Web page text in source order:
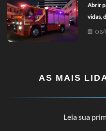
Abrir
vidas,
06/
AS MAIS
Leia sua